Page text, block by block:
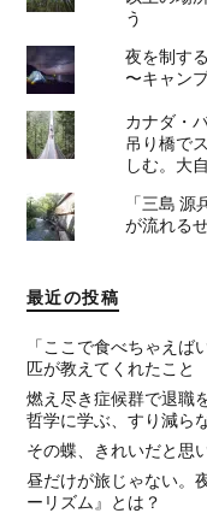
う
夜を制す
〜キャン
カナダ・
吊り橋で
しむ。大
「三島
が流れる
最近の投稿
「ここで食べちゃえ
匹が教えてくれたこと
燃え尽き症候群で退職
哲学に学ぶ、すり減ら
その蝶、きれいだと思
昼だけが旅じゃない。
ーリズム』とは？